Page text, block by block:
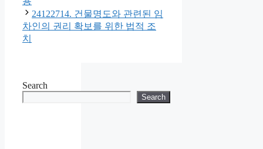
24122714. 건물명도와 관련된 임
차인의 권리 확보를 위한 법적 조
치
Search
Search